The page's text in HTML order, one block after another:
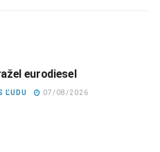
eurodiesel
ĽUDU 07/08/2026